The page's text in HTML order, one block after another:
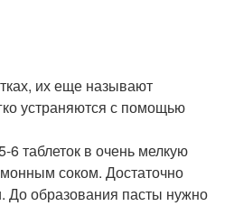
их еще называют
устраняются с помощью
6 таблеток в очень мелкую
соком. Достаточно
До образования пасты нужно